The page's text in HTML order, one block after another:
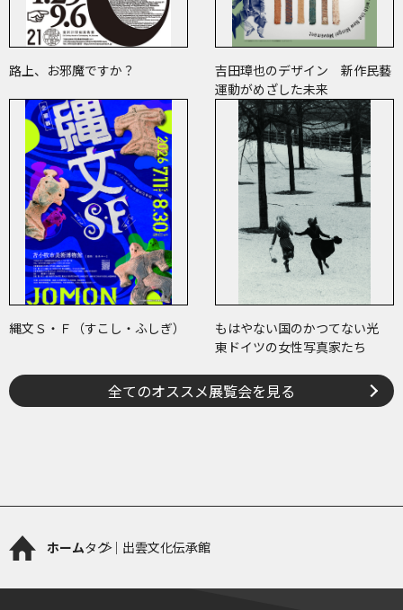
路上、お邪魔ですか？
吉田璋也のデザイン 新作民藝
運動がめざした未来
縄文Ｓ・Ｆ（すこし・ふしぎ）
もはやない国のかつてない光
東ドイツの女性写真家たち
全てのオススメ展覧会を見る
ホームタグ｜出雲文化伝承館